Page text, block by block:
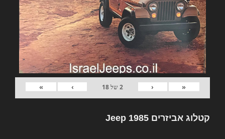
«
‹
2של18
›
»
קטלוג אביזרים Jeep 1985